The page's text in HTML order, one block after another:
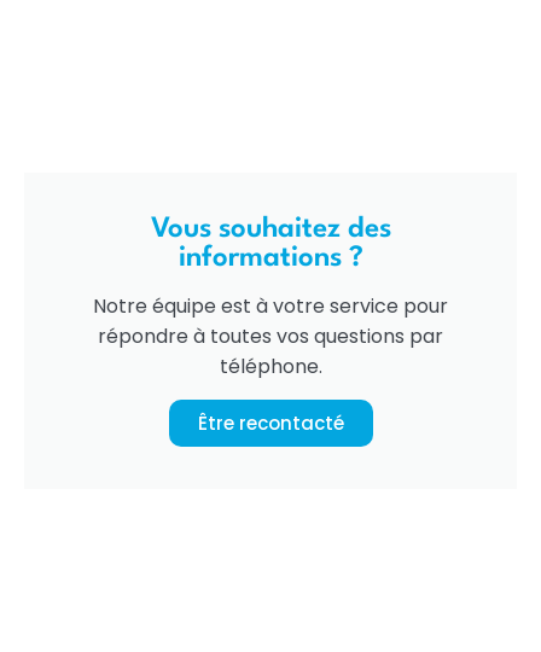
Vous souhaitez des
informations ?
Notre équipe est à votre service pour
répondre à toutes vos questions par
téléphone.
Être recontacté